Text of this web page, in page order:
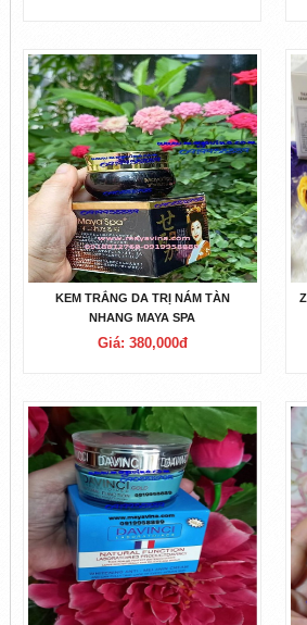
KEM TRẮNG DA TRỊ NÁM TÀN
NHANG MAYA SPA
Giá: 380,000đ